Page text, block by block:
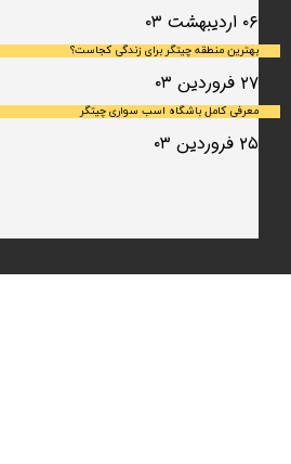
۰۶ اردیبهشت ۰۳
بهترین منطقه چیتگر برای زندگی کجاست؟
۲۷ فروردین ۰۳
معرفی کامل باشگاه اسب سواری چیتگر
۲۵ فروردین ۰۳